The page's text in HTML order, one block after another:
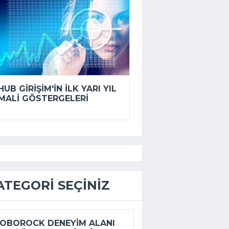
GIRIŞIM'IN ILK YARI YIL
GÖSTERGELERI
SEÇINIZ
DENEYIM ALANI